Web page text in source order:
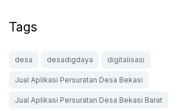
Tags
desa desadigdaya digitalisasi
Jual Aplikasi Persuratan Desa Bekasi
Jual Aplikasi Persuratan Desa Bekasi Barat